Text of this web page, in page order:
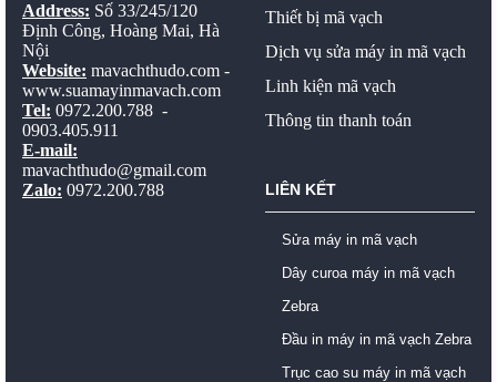
Address: Số 33/245/120
Định Công, Hoàng Mai, Hà
Nội
Website: mavachthudo.com -
www.suamayinmavach.com
Tel: 0972.200.788 -
0903.405.911
E-mail:
mavachthudo@gmail.com
Zalo: 0972.200.788
Thiết bị mã vạch
Dịch vụ sửa máy in mã vạch
Linh kiện mã vạch
Thông tin thanh toán
LIÊN KẾT
Sửa máy in mã vạch
Dây curoa máy in mã vạch
Zebra
Đầu in máy in mã vạch Zebra
Trục cao su máy in mã vạch